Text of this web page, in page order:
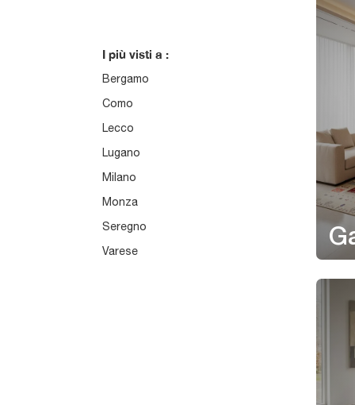
I più visti a :
Bergamo
Como
Lecco
Lugano
Milano
Monza
Seregno
Varese